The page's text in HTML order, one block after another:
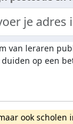
van leraren
op een
ook